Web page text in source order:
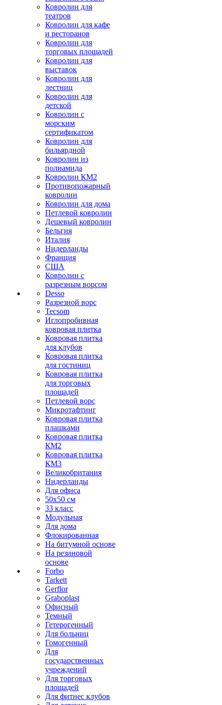
Ковролин для
театров
Ковролин для кафе
и ресторанов
Ковролин для
торговых площадей
Ковролин для
выставок
Ковролин для
лестниц
Ковролин для
детской
Ковролин с
морским
сертификатом
Ковролин для
бильярдной
Ковролин из
полиамида
Ковролин КМ2
Противопожарный
ковролин
Ковролин для дома
Петлевой ковролин
Дешевый ковролин
Бельгия
Италия
Нидерланды
Франция
США
Ковролин с
разрезным ворсом
Desso
Разрезной ворс
Tecsom
Иглопробивная
ковровая плитка
Ковровая плитка
для клубов
Ковровая плитка
для гостиниц
Ковровая плитка
для торговых
площадей
Петлевой ворс
Микротафтинг
Ковровая плитка
плашками
Ковровая плитка
КМ2
Ковровая плитка
КМ3
Великобритания
Нидерланды
Для офиса
50х50 см
33 класс
Модульная
Для дома
Флокированная
На битумной основе
На резиновой
основе
Forbo
Tarkett
Gerflor
Graboplast
Офисный
Темный
Гетерогенный
Для больниц
Гомогенный
Для
государственных
учреждений
Для торговых
площадей
Для фитнес клубов